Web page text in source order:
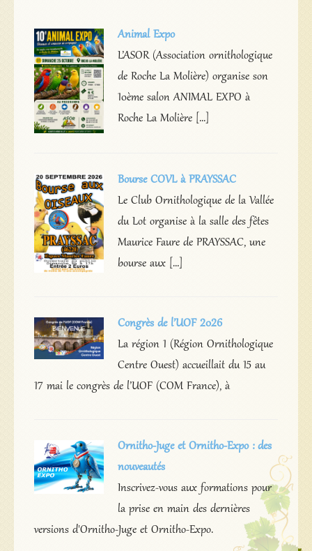
Animal Expo
L’ASOR (Association ornithologique
de Roche La Molière) organise son
10ème salon ANIMAL EXPO à
Roche La Molière […]
Bourse COVL à PRAYSSAC
Le Club Ornithologique de la Vallée
du Lot organise à la salle des fêtes
Maurice Faure de PRAYSSAC, une
bourse aux […]
Congrès de l’UOF 2026
La région 1 (Région Ornithologique
Centre Ouest) accueillait du 15 au
17 mai le congrès de l’UOF (COM France), à
Ornitho-Juge et Ornitho-Expo : des
nouveautés
Inscrivez-vous aux formations pour
la prise en main des dernières
versions d'Ornitho-Juge et Ornitho-Expo.